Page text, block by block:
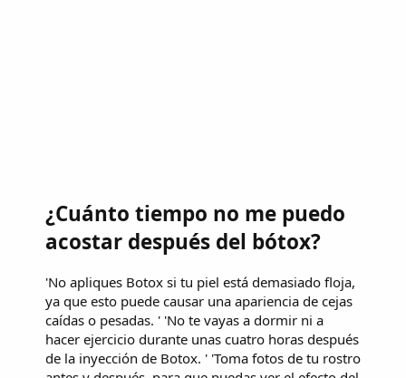
¿Cuánto tiempo no me puedo
acostar después del bótox?
'No apliques Botox si tu piel está demasiado floja,
ya que esto puede causar una apariencia de cejas
caídas o pesadas. ' 'No te vayas a dormir ni a
hacer ejercicio durante unas cuatro horas después
de la inyección de Botox. ' 'Toma fotos de tu rostro